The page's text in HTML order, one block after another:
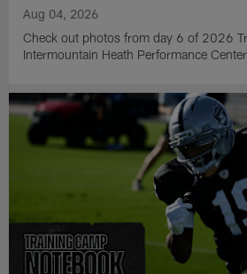
Aug 04, 2026
Check out photos from day 6 of 2026
Intermountain Heath Performance